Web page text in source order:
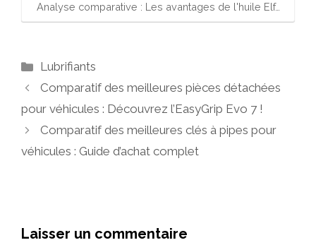
Analyse comparative : Les avantages de l'huile Elf…
Catégories
Lubrifiants
Comparatif des meilleures pièces détachées
pour véhicules : Découvrez l’EasyGrip Evo 7 !
Comparatif des meilleures clés à pipes pour
véhicules : Guide d’achat complet
Laisser un commentaire